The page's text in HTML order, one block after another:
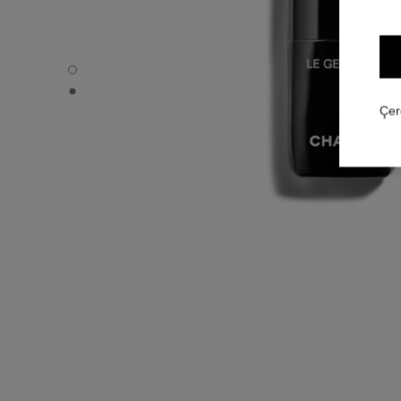
LE GEL COAT - Varsayılan görünüm
LE GEL COAT - Alternatif görünüm 1